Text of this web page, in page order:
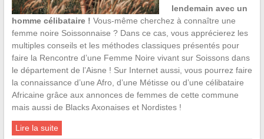
lendemain avec un
homme célibataire ! Vous-même cherchez à connaître une
femme noire Soissonnaise ? Dans ce cas, vous apprécierez les
multiples conseils et les méthodes classiques présentés pour
faire la Rencontre d’une Femme Noire vivant sur Soissons dans
le département de l’Aisne ! Sur Internet aussi, vous pourrez faire
la connaissance d’une Afro, d’une Métisse ou d’une célibataire
Africaine grâce aux annonces de femmes de cette commune
mais aussi de Blacks Axonaises et Nordistes !
Lire la suite